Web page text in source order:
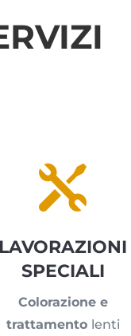

LAVORAZIONI
SPECIALI
Colorazione e
trattamento lenti